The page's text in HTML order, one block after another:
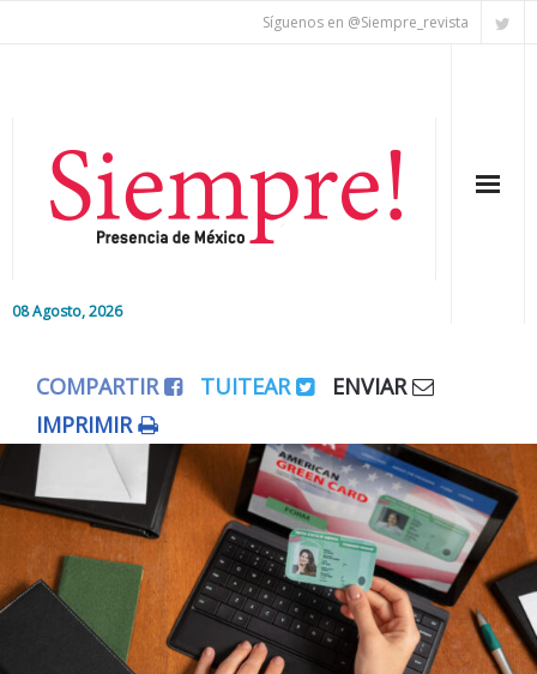
Síguenos en @Siempre_revista
08 Agosto, 2026
Editorial
Nacional
Colaboradores
Internacional
Cultura
COMPARTIR TUITEAR
ENVIAR
IMPRIMIR